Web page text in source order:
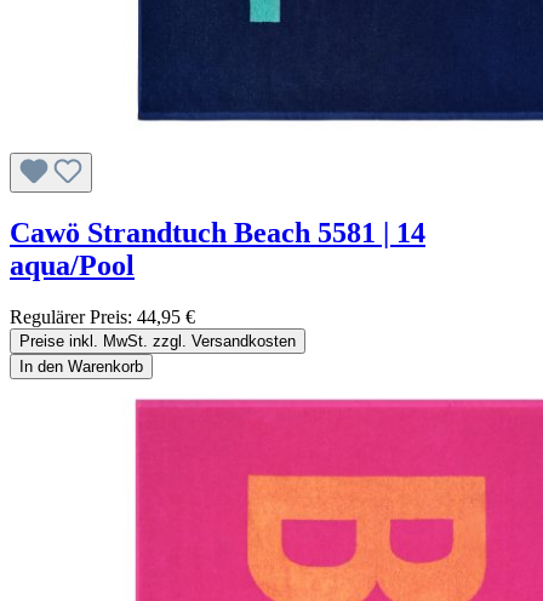
Cawö Strandtuch Beach 5581 | 14
aqua/Pool
Regulärer Preis: 44,95 €
Preise inkl. MwSt. zzgl. Versandkosten
In den Warenkorb